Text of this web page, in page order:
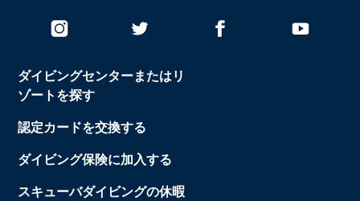
ダイビングセンターまたはリ
ゾートを探す
認定カードを交換する
ダイビング保険に加入する
スキューバダイビングの休暇